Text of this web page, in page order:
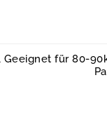
Geeignet für 80-